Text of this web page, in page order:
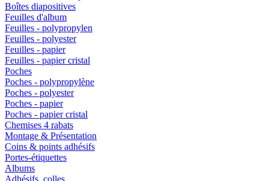
Boîtes diapositives
Feuilles d'album
Feuilles - polypropylen
Feuilles - polyester
Feuilles - papier
Feuilles - papier cristal
Poches
Poches - polypropylène
Poches - polyester
Poches - papier
Poches - papier cristal
Chemises 4 rabats
Montage & Présentation
Coins & points adhésifs
Portes-étiquettes
Albums
Adhésifs, colles